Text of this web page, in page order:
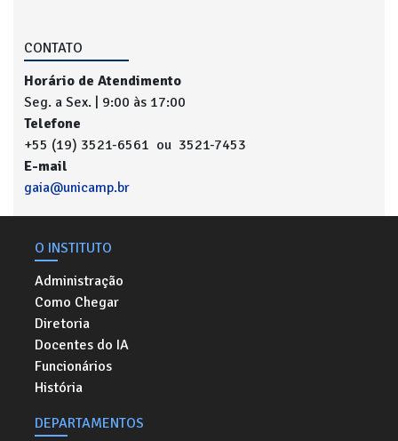
CONTATO
Horário de Atendimento
Seg. a Sex. | 9:00 às 17:00
Telefone
+55 (19) 3521-6561 ou 3521-7453
E-mail
gaia@unicamp.br
O INSTITUTO
Administração
Como Chegar
Diretoria
Docentes do IA
Funcionários
História
DEPARTAMENTOS